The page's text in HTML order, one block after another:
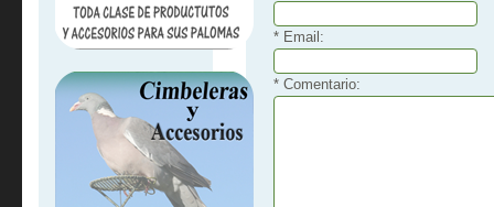
* Email:
* Comentario: